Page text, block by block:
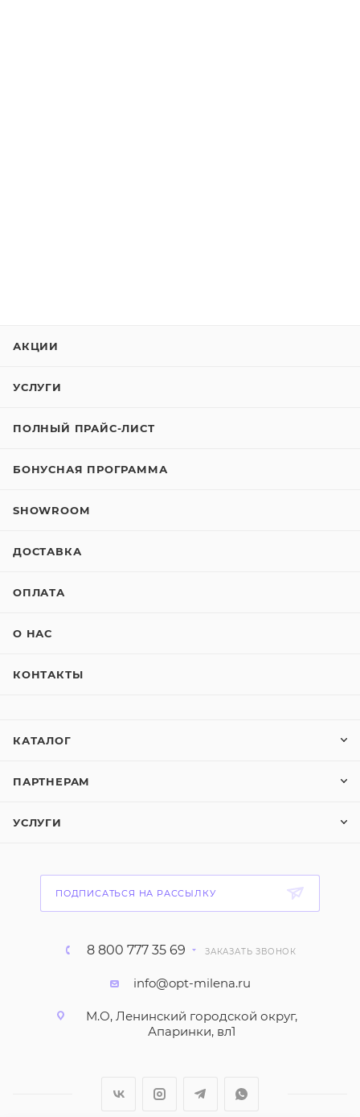
АКЦИИ
УСЛУГИ
ПОЛНЫЙ ПРАЙС-ЛИСТ
БОНУСНАЯ ПРОГРАММА
SHOWROOM
ДОСТАВКА
ОПЛАТА
О НАС
КОНТАКТЫ
КАТАЛОГ
ПАРТНЕРАМ
УСЛУГИ
ПОДПИСАТЬСЯ НА РАССЫЛКУ
8 800 777 35 69 ЗАКАЗАТЬ ЗВОНОК
info@opt-milena.ru
М.О, Ленинский городской округ,
Апаринки, вл1